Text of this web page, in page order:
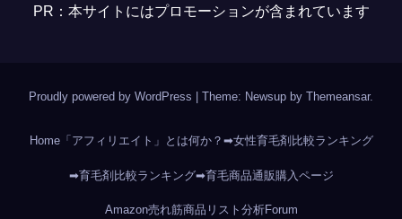
PR：本サイトにはプロモーションが含まれています
Proudly powered by WordPress Theme: Newsup by Themeansar.
Home「アフィリエイト」とは何か？ ➡女性育毛剤比較ランキング
➡育毛剤比較ランキング➡育毛商品通販購入ページ
Amazon売れ筋商品リスト分析Forum